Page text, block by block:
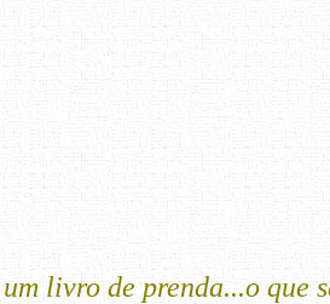
livro de prenda...o que